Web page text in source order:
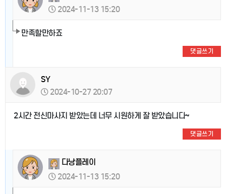
2024-11-13 15:20
만족할만하죠
댓글쓰기
SY
2024-10-27 20:07
2시간 전신마사지 받았는데 너무 시원하게 잘 받았습니다~
댓글쓰기
다낭플레이
2024-11-13 15:20